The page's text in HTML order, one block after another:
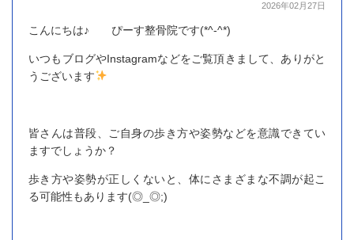
2026年02月27日
こんにちは♪ ぴーす整骨院です(*^-^*)
いつもブログやInstagramなどをご覧頂きまして、ありがと
うございます
皆さんは普段、ご自身の歩き方や姿勢などを意識できてい
ますでしょうか？
歩き方や姿勢が正しくないと、体にさまざまな不調が起こ
る可能性もあります(◎_◎;)